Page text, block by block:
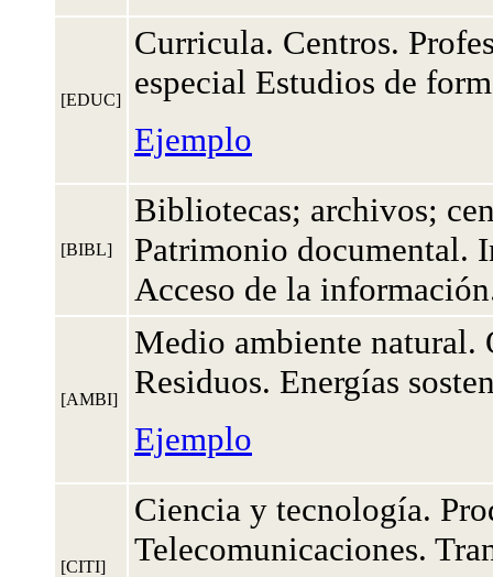
[EDUC]
Curricula. Centros.
especial Estudios de
Ejemplo
[BIBL]
Bibliotecas; archivos;
Patrimonio documental.
Acceso de la
[AMBI]
Medio ambiente natural.
Residuos. Energías
Ejemplo
[CITI]
Ciencia y tecnología.
Telecomunicaciones.